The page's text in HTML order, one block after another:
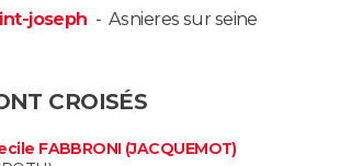
joseph -Asnieres sur seine
CROISÉS
FABBRONI (JACQUEMOT)